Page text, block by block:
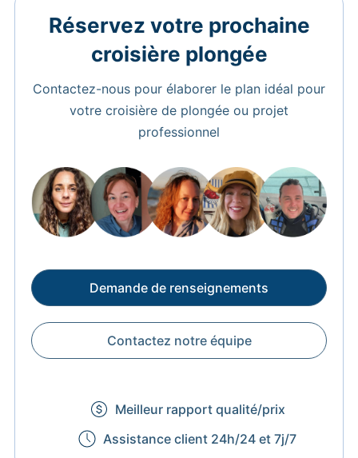
Réservez votre prochaine
croisière plongée
Contactez-nous pour élaborer le plan idéal pour
votre croisière de plongée ou projet
professionnel
Demande de renseignements
Contactez notre équipe
Meilleur rapport qualité/prix
Assistance client 24h/24 et 7j/7